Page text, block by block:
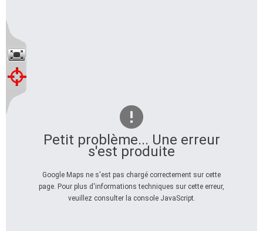
Petit problème... Une erreur
s'est produite
Google Maps ne s'est pas chargé correctement sur cette
page. Pour plus d'informations techniques sur cette erreur,
veuillez consulter la console JavaScript.